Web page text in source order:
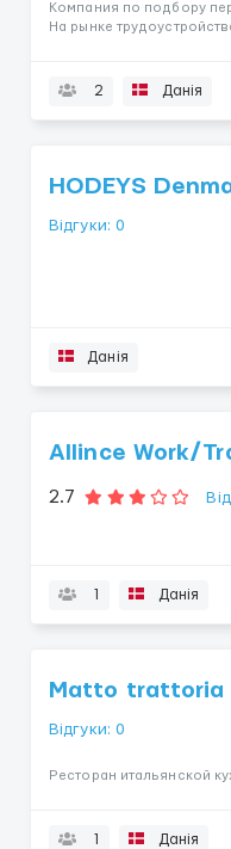
Компания по подбору
На рынке
2 Данія
HODEYS
Відгуки: 0
Данія
Allince Work/
2.7
1 Данія
Matto trattoria
Відгуки: 0
Ресторан итальянской
1 Данія